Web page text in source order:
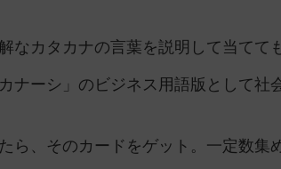
なカタカナの言葉を説明して当てて
ナーシ」のビジネス用語版として社
ら、そのカードをゲット。一定数集